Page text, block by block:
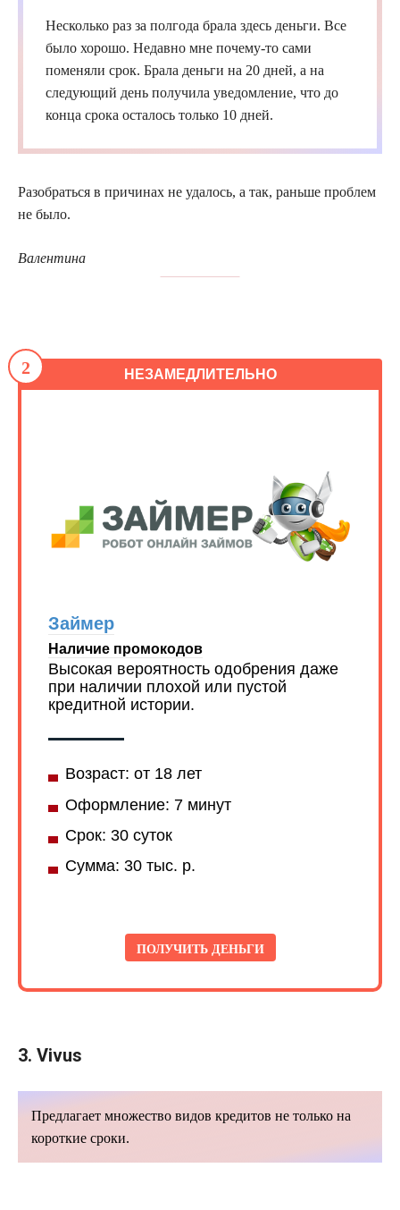
Несколько раз за полгода брала здесь деньги. Все
было хорошо. Недавно мне почему-то сами
поменяли срок. Брала деньги на 20 дней, а на
следующий день получила уведомление, что до
конца срока осталось только 10 дней.
Разобраться в причинах не удалось, а так, раньше проблем
не было.
Валентина
НЕЗАМЕДЛИТЕЛЬНО
2
Займер
Наличие промокодов
Высокая вероятность одобрения даже
при наличии плохой или пустой
кредитной истории.
Возраст: от 18 лет
Оформление: 7 минут
Срок: 30 суток
Сумма: 30 тыс. р.
ПОЛУЧИТЬ ДЕНЬГИ
3. Vivus
Предлагает множество видов кредитов не только на
короткие сроки.